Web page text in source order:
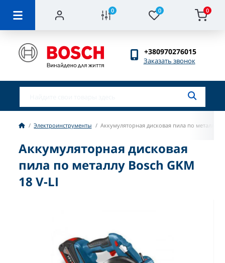
0 0 0
+380970276015
Заказать звонок
Электроинструменты Аккумуляторная дисковая пила по металлу
Аккумуляторная дисковая
пила по металлу Bosch GKM
18 V-LI